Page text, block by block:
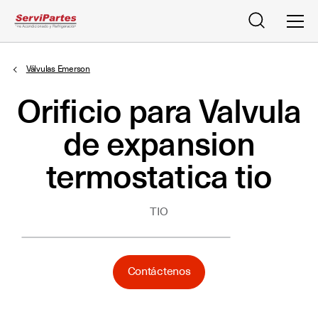
Buscar
Válvulas Emerson
Orificio para Valvula
de expansion
termostatica tio
TIO
Contáctenos